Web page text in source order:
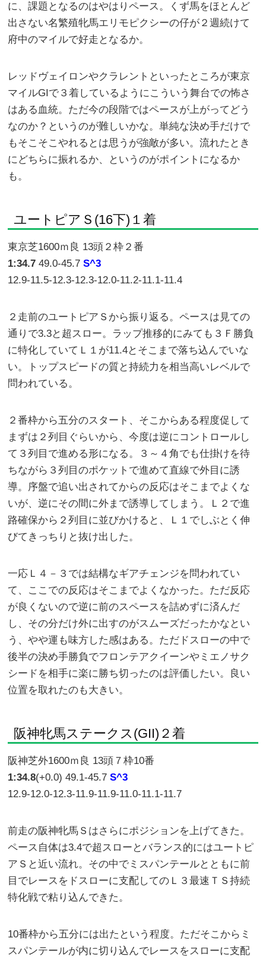
に、課題となるのはやはりペース。くず馬をほとんど
出さない名繁殖牝馬エリモピクシーの仔が２週続けて
府中のマイルで好走となるか。
レッドヴェイロンやクラレントといったところが東京
マイルGIで３着しているようにこういう舞台での怖さ
はある血統。ただ今の段階ではペースが上がってどう
なのか？というのが難しいかな。単純な決め手だけで
もそこそこやれるとは思うが強敵が多い。流れたとき
にどちらに振れるか、というのがポイントになるか
も。
ユートピアＳ(16下)１着
東京芝1600ｍ良 13頭２枠２番
1:34.7 49.0-45.7S^3
12.9-11.5-12.3-12.3-12.0-11.2-11.1-11.4
２走前のユートピアＳから振り返る。ペースは見ての
通りで3.3と超スロー。ラップ推移的にみても３Ｆ勝負
に特化していてＬ１が11.4とそこまで落ち込んでいな
い。トップスピードの質と持続力を相当高いレベルで
問われている。
２番枠から五分のスタート、そこからある程度促して
まずは２列目ぐらいから、今度は逆にコントロールし
て３列目で進める形になる。３～４角でも仕掛けを待
ちながら３列目のポケットで進めて直線で外目に誘
導。序盤で追い出されてからの反応はそこまでよくな
いが、逆にその間に外まで誘導してしまう。Ｌ２で進
路確保から２列目に並びかけると、Ｌ１でしぶとく伸
びてきっちりと抜け出した。
一応Ｌ４－３では結構なギアチェンジを問われてい
て、ここでの反応はそこまでよくなかった。ただ反応
が良くないので逆に前のスペースを詰めずに済んだ
し、その分だけ外に出すのがスムーズだったかなとい
う、やや運も味方した感はある。ただドスローの中で
後半の決め手勝負でフロンテアクイーンやミエノサク
シードを相手に楽に勝ち切ったのは評価したい。良い
位置を取れたのも大きい。
阪神牝馬ステークス(GII)２着
阪神芝外1600ｍ良 13頭７枠10番
1:34.8(+0.0) 49.1-45.7S^3
12.9-12.0-12.3-11.9-11.9-11.0-11.1-11.7
前走の阪神牝馬Ｓはさらにポジションを上げてきた。
ペース自体は3.4で超スローとバランス的にはユートピ
アＳと近い流れ。その中でミスパンテールとともに前
目でレースをドスローに支配してのＬ３最速ＴＳ持続
特化戦で粘り込んできた。
10番枠から五分には出たという程度。ただそこからミ
スパンテールが内に切り込んでレースをスローに支配